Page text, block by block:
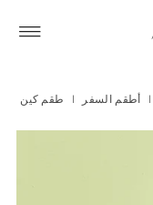
| أطقم السفر | طقم كين